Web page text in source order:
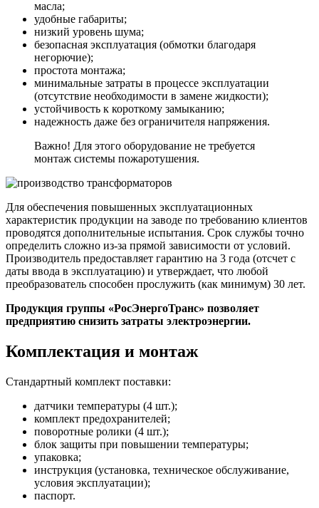
масла;
удобные габариты;
низкий уровень шума;
безопасная эксплуатация (обмотки благодаря
негорючие);
простота монтажа;
минимальные затраты в процессе эксплуатации
(отсутствие необходимости в замене жидкости);
устойчивость к короткому замыканию;
надежность даже без ограничителя напряжения.
Важно! Для этого оборудование не требуется
монтаж системы пожаротушения.
Для обеспечения повышенных эксплуатационных
характеристик продукции на заводе по требованию клиентов
проводятся дополнительные испытания. Срок службы точно
определить сложно из-за прямой зависимости от условий.
Производитель предоставляет гарантию на 3 года (отсчет с
даты ввода в эксплуатацию) и утверждает, что любой
преобразователь способен прослужить (как минимум) 30 лет.
Продукция группы «РосЭнергоТранс» позволяет
предприятию снизить затраты электроэнергии.
Комплектация и монтаж
Стандартный комплект поставки:
датчики температуры (4 шт.);
комплект предохранителей;
поворотные ролики (4 шт.);
блок защиты при повышении температуры;
упаковка;
инструкция (установка, техническое обслуживание,
условия эксплуатации);
паспорт.